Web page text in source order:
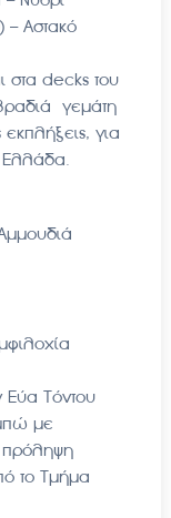
– Αστακό
στα decks του
γεμάτη
για
Ελλάδα.
Εύα Τόντου
με
πρόληψη
το Τμήμα